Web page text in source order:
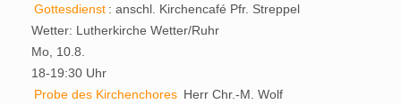
Gottesdienst : anschl. Kirchencafé Pfr. Streppel
Wetter: Lutherkirche Wetter/Ruhr
Mo, 10.8.
18-19:30 Uhr
Probe des Kirchenchores Herr Chr.-M. Wolf